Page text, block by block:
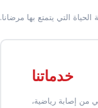
التي يتمتع بها مرضانا.
خدماتنا
من إصابة رياضية،